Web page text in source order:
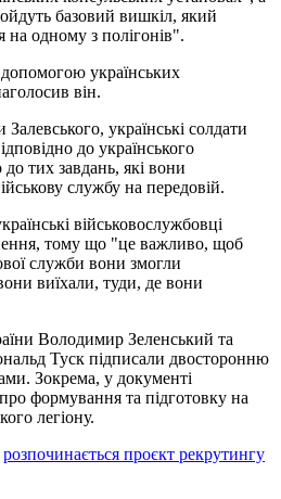
базовий вишкіл, який
на одному з полігонів".
допомогою українських
він.
українські солдати
до українського
до тих завдань, які вони
службу на передовій.
військовослужбовці
тому що "це важливо, щоб
служби вони змогли
виїхали, туди, де вони
Володимир Зеленський та
Туск підписали двосторонню
Зокрема, у документі
формування та підготовку на
легіону.
розпочинається проєкт рекрутингу